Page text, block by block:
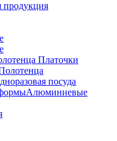
продукция
Платочки
посуда
Алюминиевые